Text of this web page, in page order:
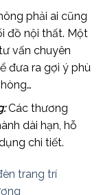
phải ai cũng
đồ nội thất. Một
vấn chuyên
đưa ra gợi ý phù
Các thương
dài hạn, hỗ
chi tiết.
trang trí